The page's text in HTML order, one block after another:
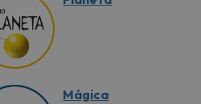
Mágica